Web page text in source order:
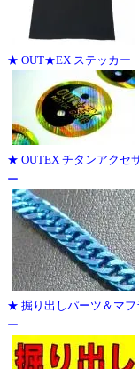
★ OUT★EX ステッカー
★ OUTEX チタンアクセ
ー
★ 掘り出しパーツ＆マフ
ー